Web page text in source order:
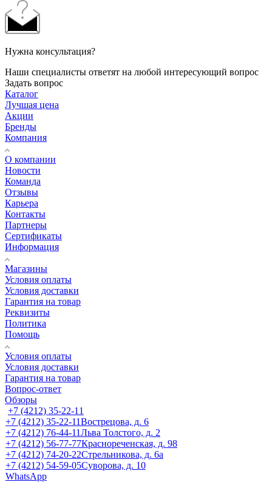
Нужна консультация?
Наши специалисты ответят на любой интересующий вопрос
Задать вопрос
Каталог
Лучшая цена
Акции
Бренды
Компания
О компании
Новости
Команда
Отзывы
Карьера
Контакты
Партнеры
Сертификаты
Информация
Магазины
Условия оплаты
Условия доставки
Гарантия на товар
Реквизиты
Политика
Помощь
Условия оплаты
Условия доставки
Гарантия на товар
Вопрос-ответ
Обзоры
+7 (4212) 35-22-11
+7 (4212) 35-22-11Вострецова, д. 6
+7 (4212) 76-44-11Льва Толстого, д. 2
+7 (4212) 56-77-77Краснореченская, д. 98
+7 (4212) 74-20-22Стрельникова, д. 6а
+7 (4212) 54-59-05Суворова, д. 10
WhatsApp